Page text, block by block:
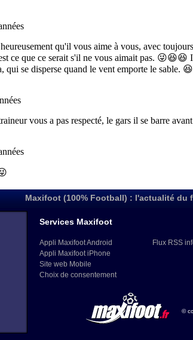
Maxifoot (100% Football) : l'actualité du
Services Maxifoot
Appli Maxifoot Android
Appli Maxifoot iPhone
Site web Mobile
Choix de consentement
Flux RSS
©